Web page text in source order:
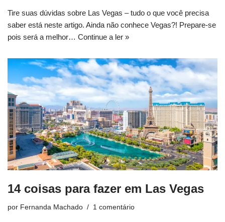
Tire suas dúvidas sobre Las Vegas – tudo o que você precisa
saber está neste artigo. Ainda não conhece Vegas?! Prepare-se
pois será a melhor… Continue a ler »
14 coisas para fazer em Las Vegas
por Fernanda Machado 1 comentário